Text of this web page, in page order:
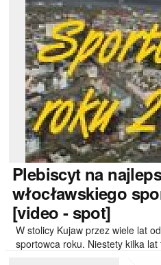
Plebiscytna
włocławskiego
[video - spot]
W stolicy Kujaw przez wiele lat
sportowca roku. Niestety kilka